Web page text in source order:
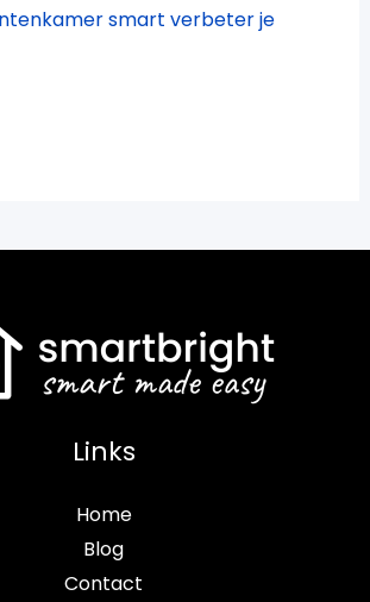
smart verbeter je
Links
Home
Blog
Contact